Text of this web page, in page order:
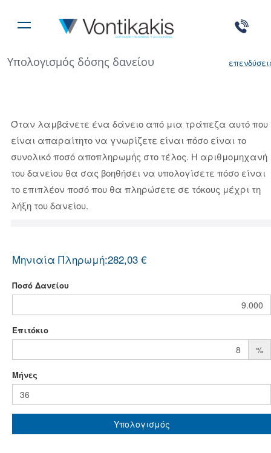
Υπολογισμός δόσης δανείου
Όταν λαμβάνετε ένα δάνειο από μια τράπεζα αυτό που
είναι απαραίτητο να γνωρίζετε είναι πόσο είναι το
συνολικό ποσό αποπληρωμής στο τέλος. Η αριθμομηχανή
του δανείου θα σας βοηθήσει να υπολογίσετε πόσο είναι
το επιπλέον ποσό που θα πληρώσετε σε τόκους μέχρι τη
λήξη του δανείου.
Μηνιαία Πληρωμή:282,03 €
Ποσό Δανείου
Επιτόκιο
%
Mήνες
Υπολογισμός